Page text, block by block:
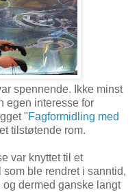
spennende. Ikke minst
egen interesse for
"Fagformidling med
tilstøtende rom.
var knyttet til et
ble rendret i sanntid,
dermed ganske langt